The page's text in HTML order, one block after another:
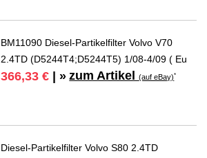
BM11090 Diesel-Partikelfilter Volvo V70
2.4TD (D5244T4;D5244T5) 1/08-4/09 ( Eu
366,33 € | » zum Artikel(auf eBay)*
Diesel-Partikelfilter Volvo S80 2.4TD